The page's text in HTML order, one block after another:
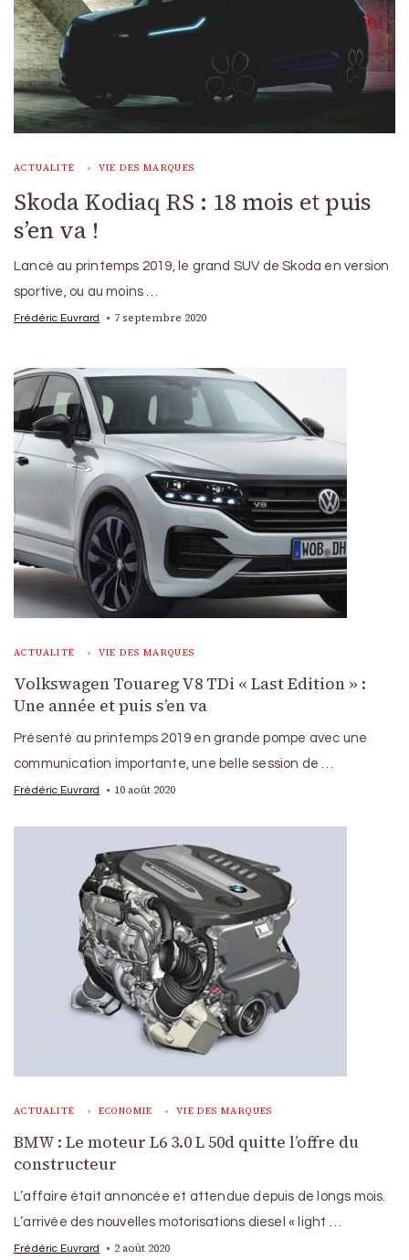
ACTUALITÉ VIE DES MARQUES
Skoda Kodiaq RS : 18 mois et puis
s’en va !
Lancé au printemps 2019, le grand SUV de Skoda en version
sportive, ou au moins …
Frédéric Euvrard 7 septembre 2020
ACTUALITÉ VIE DES MARQUES
Volkswagen Touareg V8 TDi « Last Edition » :
Une année et puis s’en va
Présenté au printemps 2019 en grande pompe avec une
communication importante, une belle session de …
Frédéric Euvrard 10 août 2020
ACTUALITÉ ECONOMIE VIE DES MARQUES
BMW : Le moteur L6 3.0 L 50d quitte l’offre du
constructeur
L’affaire était annoncée et attendue depuis de longs mois.
L’arrivée des nouvelles motorisations diesel « light …
Frédéric Euvrard 2 août 2020